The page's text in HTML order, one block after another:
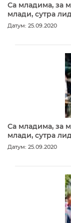
Са младима, за
млади, сутра
Датум: 25.09.2020
Са младима, за
млади, сутра
Датум: 25.09.2020